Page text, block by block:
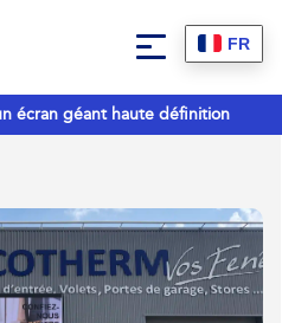
FR
écran géant haute définition